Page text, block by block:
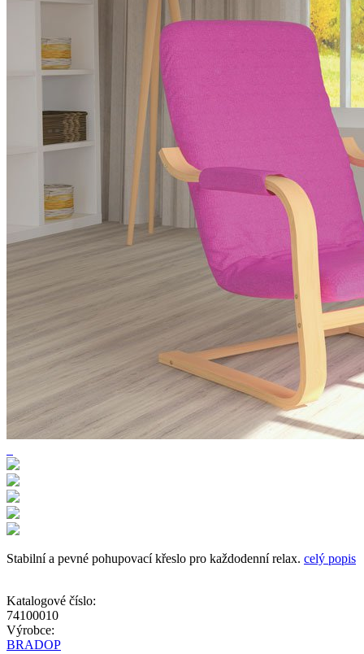
Stabilní a pevné pohupovací křeslo pro každodenní relax. celý popis
Katalogové číslo:
74100010
Výrobce:
BRADOP